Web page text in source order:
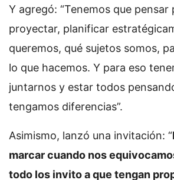
Y agregó: “Tenemos que pensar
proyectar, planificar
queremos, qué sujetos somos,
lo que hacemos. Y para eso
juntarnos y estar todos
tengamos diferencias”.
Asimismo, lanzó una invitación: “
marcar cuando nos
todo los invito a que tengan